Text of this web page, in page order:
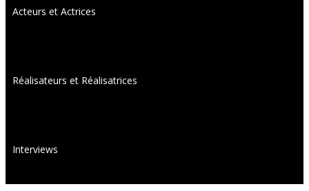
Acteurs et Actrices
Réalisateurs et Réalisatrices
Interviews